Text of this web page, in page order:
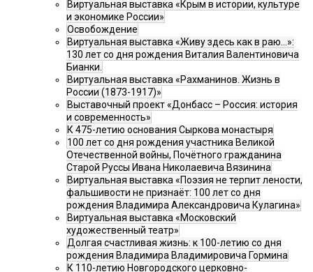
Виртуальная выставка «Крым в истории, культуре
и экономике России»
Освобождение
Виртуальная выставка «Живу здесь как в раю…»:
130 лет со дня рождения Виталия Валентиновича
Бианки.
Виртуальная выставка «Рахманинов. Жизнь в
России (1873-1917)»
Выставочный проект «Донбасс – Россия: история
и современность»
К 475-летию основания Сыркова монастыря
100 лет со дня рождения участника Великой
Отечественной войны, Почётного гражданина
Старой Руссы Ивана Николаевича Вязинина
Виртуальная выставка «Поэзия не терпит лености,
фальшивости не признаёт: 100 лет со дня
рождения Владимира Александровича Кулагина»
Виртуальная выставка «Московский
художественный театр»
Долгая счастливая жизнь: к 100-летию со дня
рождения Владимира Владимировича Гормина
К 110-летию Новгородского церковно-